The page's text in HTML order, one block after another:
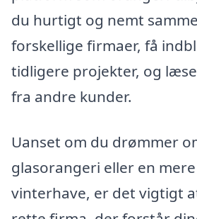
du hurtigt og nemt
forskellige firmaer, få
tidligere projekter, og
fra andre kunder.
Uanset om du drømmer
glasorangeri eller en
vinterhave, er det vigtigt